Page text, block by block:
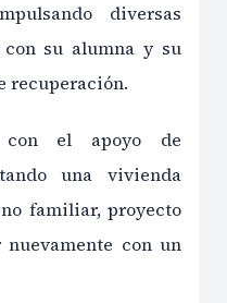
diversas
su alumna y su
recuperación.
con el apoyo de
una vivienda
familiar, proyecto
con un